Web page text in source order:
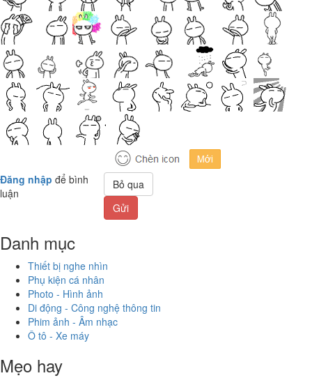
Đăng nhập để bình
luận
Bỏ qua
Gửi
Danh mục
Thiết bị nghe nhìn
Phụ kiện cá nhân
Photo - Hình ảnh
Di động - Công nghệ thông tin
Phim ảnh - Âm nhạc
Ô tô - Xe máy
Mẹo hay